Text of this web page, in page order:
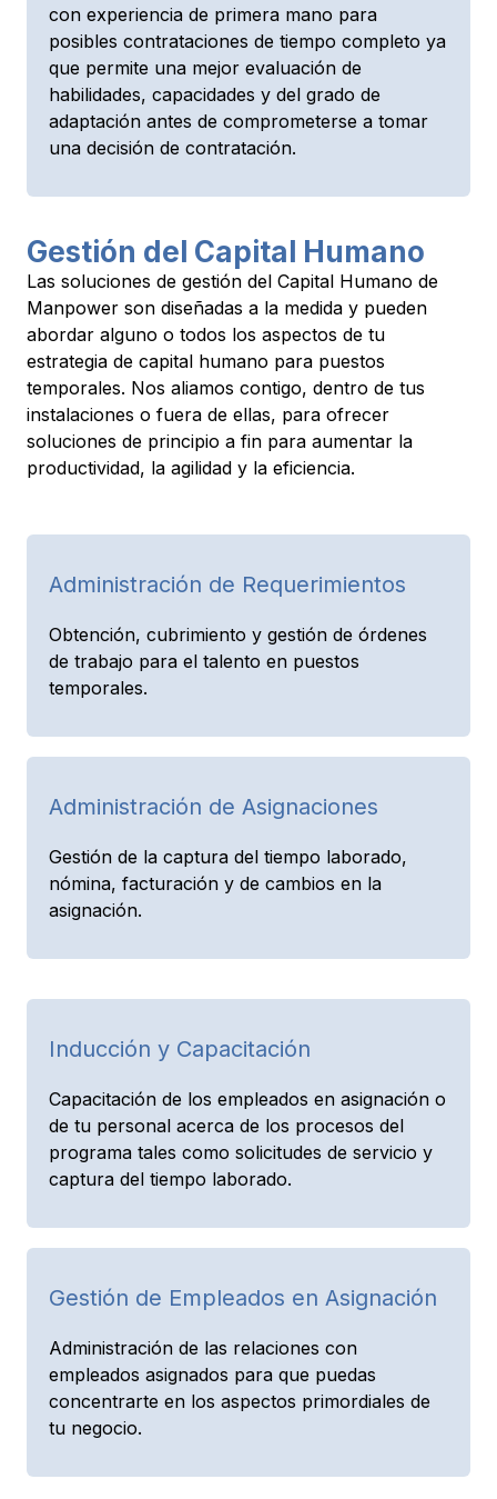
con experiencia de primera mano para
posibles contrataciones de tiempo completo ya
que permite una mejor evaluación de
habilidades, capacidades y del grado de
adaptación antes de comprometerse a tomar
una decisión de contratación.
Gestión del Capital Humano
Las soluciones de gestión del Capital Humano de
Manpower son diseñadas a la medida y pueden
abordar alguno o todos los aspectos de tu
estrategia de capital humano para puestos
temporales. Nos aliamos contigo, dentro de tus
instalaciones o fuera de ellas, para ofrecer
soluciones de principio a fin para aumentar la
productividad, la agilidad y la eficiencia.
Administración de Requerimientos
Obtención, cubrimiento y gestión de órdenes
de trabajo para el talento en puestos
temporales.
Administración de Asignaciones
Gestión de la captura del tiempo laborado,
nómina, facturación y de cambios en la
asignación.
Inducción y Capacitación
Capacitación de los empleados en asignación o
de tu personal acerca de los procesos del
programa tales como solicitudes de servicio y
captura del tiempo laborado.
Gestión de Empleados en Asignación
Administración de las relaciones con
empleados asignados para que puedas
concentrarte en los aspectos primordiales de
tu negocio.